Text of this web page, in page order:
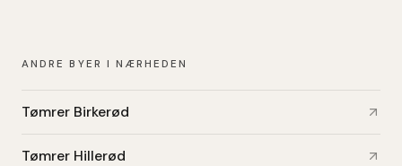
ANDRE BYER I NÆRHEDEN
Tømrer Birkerød
Tømrer Hillerød